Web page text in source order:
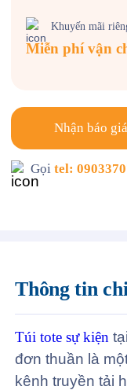
Khuyến mãi
Miễn phí vận
Nhận báo giá
Gọitel:
Thông tin
Túi tote sự kiện
đơn thuần là
kênh truyền tải